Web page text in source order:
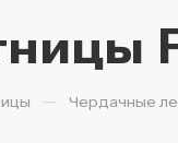
— Чердачные